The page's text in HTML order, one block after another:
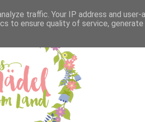
traffic. Your IP address and user-
to ensure quality of service, generate